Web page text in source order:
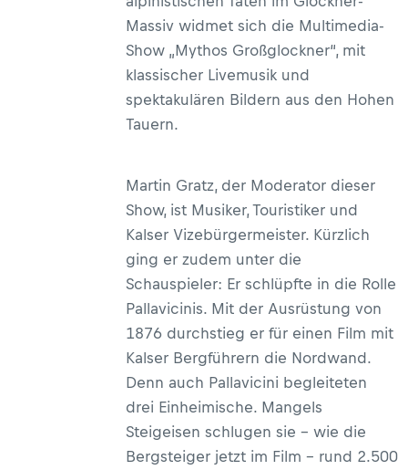
Massiv widmet sich die Multimedia-
Show „Mythos Großglockner“, mit
klassischer Livemusik und
spektakulären Bildern aus den Hohen
Tauern.
Martin Gratz, der Moderator dieser
Show, ist Musiker, Touristiker und
Kalser Vizebürgermeister. Kürzlich
ging er zudem unter die
Schauspieler: Er schlüpfte in die Rolle
Pallavicinis. Mit der Ausrüstung von
1876 durchstieg er für einen Film mit
Kalser Bergführern die Nordwand.
Denn auch Pallavicini begleiteten
drei Einheimische. Mangels
Steigeisen schlugen sie – wie die
Bergsteiger jetzt im Film – rund 2.500